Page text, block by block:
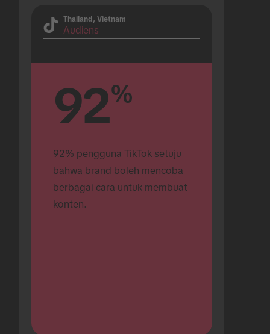
Thailand, Vietnam
Audiens
92%
92% pengguna TikTok setuju
bahwa brand boleh mencoba
berbagai cara untuk membuat
konten.